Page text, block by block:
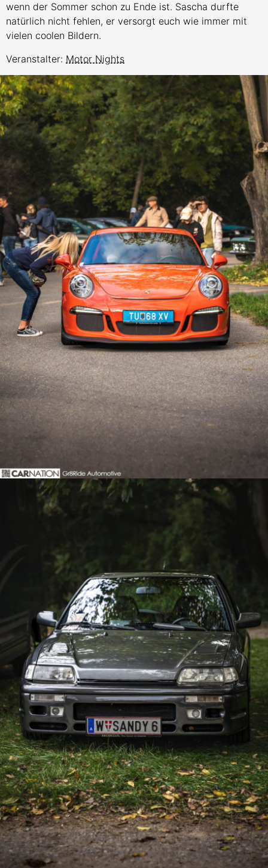
wenn der Sommer schon zu Ende ist. Sascha durfte
natürlich nicht fehlen, er versorgt euch wie immer mit
vielen coolen Bildern.
Veranstalter: Motor Nights